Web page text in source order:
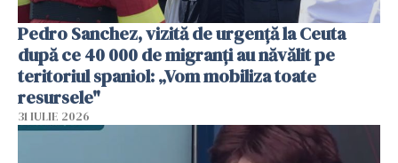
Pedro Sanchez, vizită de urgență la Ceuta
după ce 40 000 de migranți au năvălit pe
teritoriul spaniol: „Vom mobiliza toate
resursele"
31 IULIE 2026